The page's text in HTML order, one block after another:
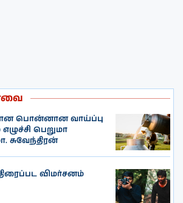
பொன்னான வாய்ப்பு
பெறுமா
விமர்சனம்